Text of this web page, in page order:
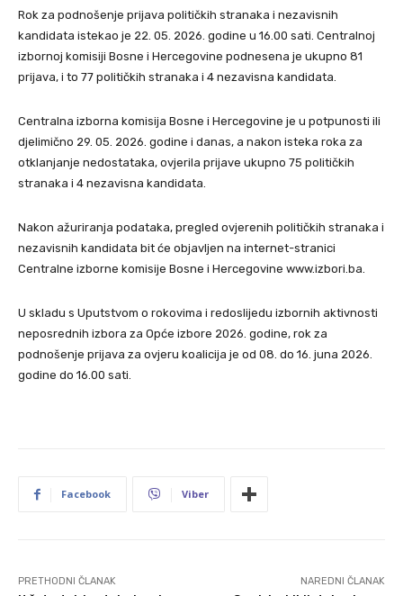
Rok za podnošenje prijava političkih stranaka i nezavisnih
kandidata istekao je 22. 05. 2026. godine u 16.00 sati. Centralnoj
izbornoj komisiji Bosne i Hercegovine podnesena je ukupno 81
prijava, i to 77 političkih stranaka i 4 nezavisna kandidata.
Centralna izborna komisija Bosne i Hercegovine je u potpunosti ili
djelimično 29. 05. 2026. godine i danas, a nakon isteka roka za
otklanjanje nedostataka, ovjerila prijave ukupno 75 političkih
stranaka i 4 nezavisna kandidata.
Nakon ažuriranja podataka, pregled ovjerenih političkih stranaka i
nezavisnih kandidata bit će objavljen na internet-stranici
Centralne izborne komisije Bosne i Hercegovine www.izbori.ba.
U skladu s Uputstvom o rokovima i redoslijedu izbornih aktivnosti
neposrednih izbora za Opće izbore 2026. godine, rok za
podnošenje prijava za ovjeru koalicija je od 08. do 16. juna 2026.
godine do 16.00 sati.
Facebook Viber
PRETHODNI ČLANAK NAREDNI ČLANAK